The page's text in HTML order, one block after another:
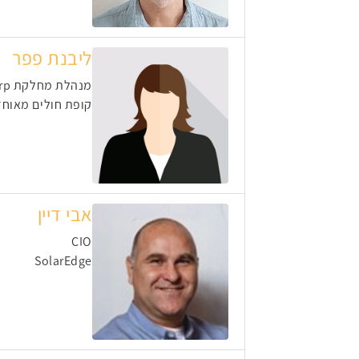
ליבנת פפר
מנהלת מחלקת Erp וכספים
קופת חולים
אבי דיין
CIO
SolarEdge